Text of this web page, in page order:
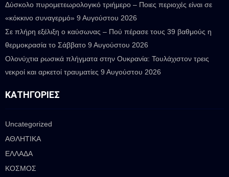
Δύσκολο πυρομετεωρολογικό τριήμερο – Ποιες περιοχές είναι σε
«κόκκινο συναγερμό» 9 Αυγούστου 2026
Σε πλήρη εξέλιξη ο καύσωνας – Πού πέρασε τους 39 βαθμούς η
θερμοκρασία το Σάββατο 9 Αυγούστου 2026
Ολονύχτια ρωσικά πλήγματα στην Ουκρανία: Τουλάχιστον τρεις
νεκροί και αρκετοί τραυματίες 9 Αυγούστου 2026
ΚΑΤΗΓΟΡΊΕΣ
Uncategorized
ΑΘΛΗΤΙΚΑ
ΕΛΛΑΔΑ
ΚΟΣΜΟΣ